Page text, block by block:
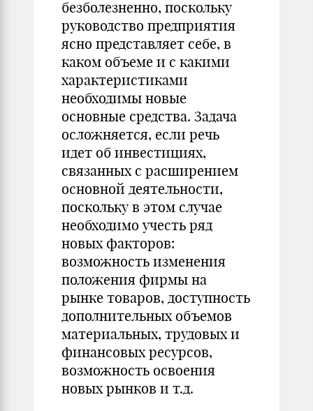
безболезненно, поскольку
руководство предприятия
ясно представляет себе, в
каком объеме и с какими
характеристиками
необходимы новые
основные средства. Задача
осложняется, если речь
идет об инвестициях,
связанных с расширением
основной деятельности,
поскольку в этом случае
необходимо учесть ряд
новых факторов:
возможность изменения
положения фирмы на
рынке товаров, доступность
дополнительных объемов
материальных, трудовых и
финансовых ресурсов,
возможность освоения
новых рынков и т.д.